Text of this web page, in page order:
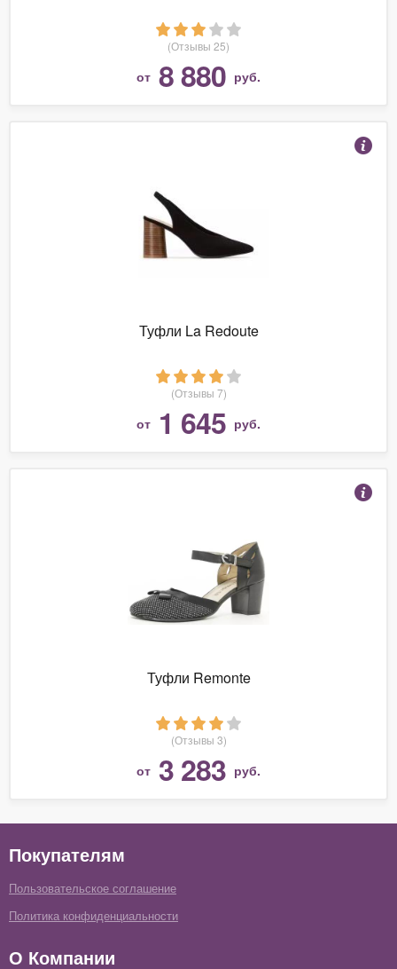
(Отзывы 25)
от 8 880 руб.
Туфли La Redoute
(Отзывы 7)
от 1 645 руб.
Туфли Remonte
(Отзывы 3)
от 3 283 руб.
Покупателям
Пользовательское соглашение
Политика конфиденциальности
О Компании